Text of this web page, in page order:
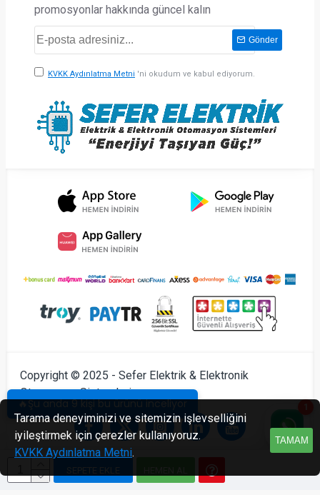
SEPETE EKLE
🔥Şu anda 9 kişi bu ürünü inceliyor
promosyonlar hakkında güncel kalın
Gönder
KVKK Aydınlatma Metni 'ni okudum ve kabul ediyorum.
Copyright © 2025 - Sefer Elektrik & Elektronik
Otomasyon Sistemleri
TAMAM
Tarama deneyiminizi ve sitemizin işlevselliğini
iyileştirmek için çerezler kullanıyoruz.
KVKK Aydınlatma Metni.